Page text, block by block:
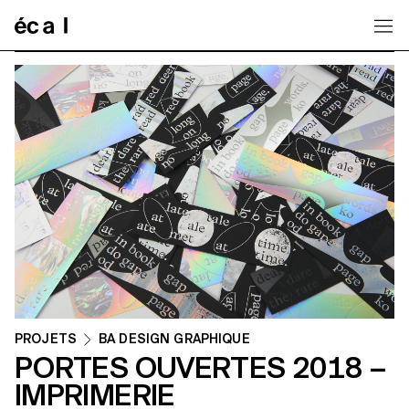
PROJETS BA DESIGN GRAPHIQUE
PORTES OUVERTES 2018 –
IMPRIMERIE